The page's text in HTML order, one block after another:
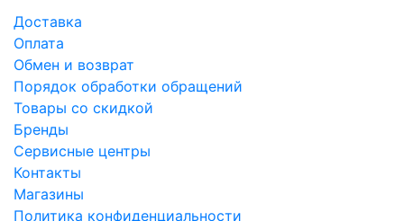
Доставка
Оплата
Обмен и возврат
Порядок обработки обращений
Товары со скидкой
Бренды
Сервисные центры
Контакты
Магазины
Политика конфиденциальности